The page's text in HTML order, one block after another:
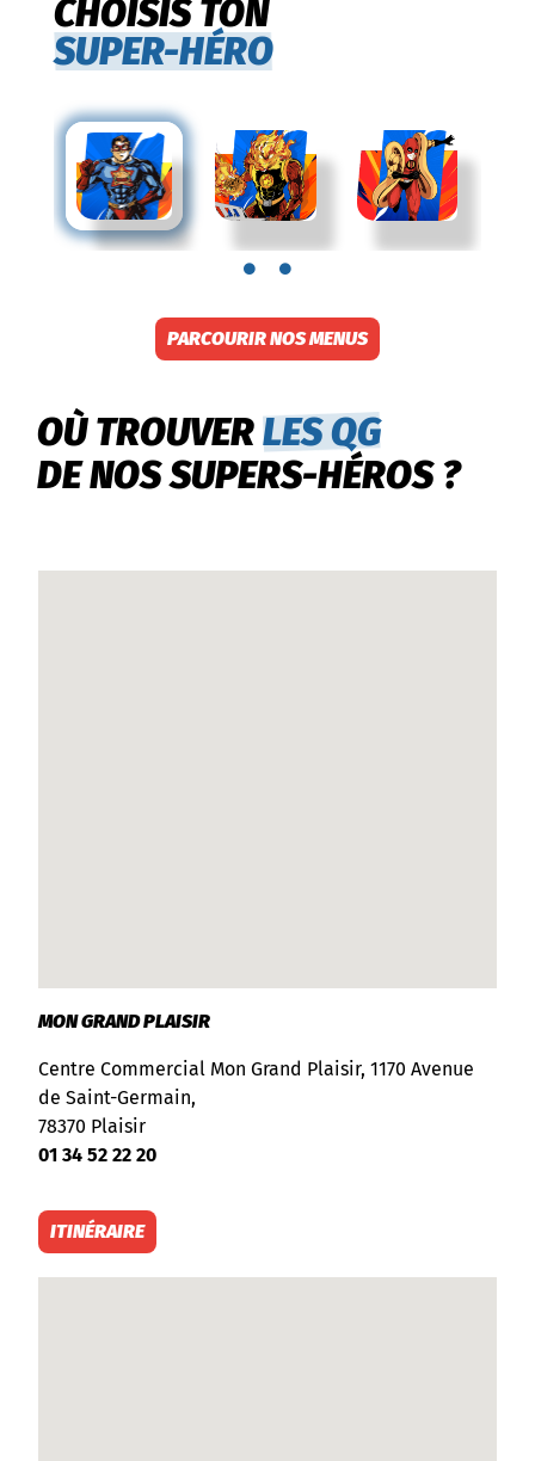
CHOISIS TON
SUPER-HÉRO
PARCOURIR NOS MENUS
OÙ TROUVERLES QG
DE NOS SUPERS-HÉROS ?
MON GRAND PLAISIR
Centre Commercial Mon Grand Plaisir, 1170 Avenue
de Saint-Germain,
78370 Plaisir
01 34 52 22 20
ITINÉRAIRE